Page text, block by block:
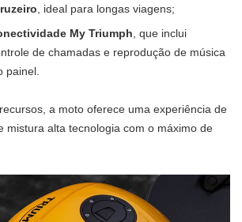
, ideal para longas viagens;
My Triumph, que inclui
de chamadas e reprodução de música
painel.
a moto oferece uma experiência de
mistura alta tecnologia com o máximo de